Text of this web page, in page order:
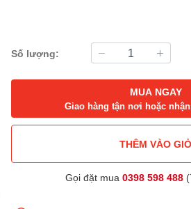
Số lượng:
MUA NGAY
Giao hàng tận nơi hoặc
THÊM VÀO GIỎ
Gọi đặt mua 0398 598 488